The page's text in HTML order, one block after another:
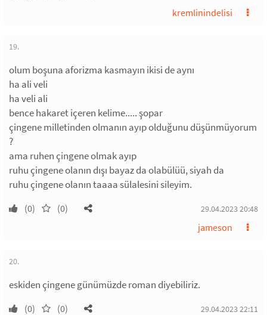
kremlinindelisi
19.
olum boşuna aforizma kasmayın ikisi de aynı
ha ali veli
ha veli ali
bence hakaret içeren kelime..... şopar
çingene milletinden olmanın ayıp olduğunu düşünmüyorum
?
ama ruhen çingene olmak ayıp
ruhu çingene olanın dışı bayaz da olabülüü, siyah da
ruhu çingene olanın taaaa sülalesini sileyim.
(0) (0) 29.04.2023 20:48
jameson
20.
eskiden çingene günümüzde roman diyebiliriz.
(0) (0) 29.04.2023 22:11